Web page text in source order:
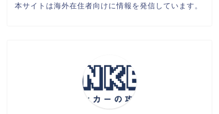
本サイトは海外在住者向けに情報を発信しています。